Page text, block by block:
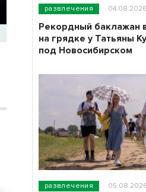
развлечения 04.08.2026
Рекордный баклажан
на грядке у Татьяны
под Новосибирском
развлечения